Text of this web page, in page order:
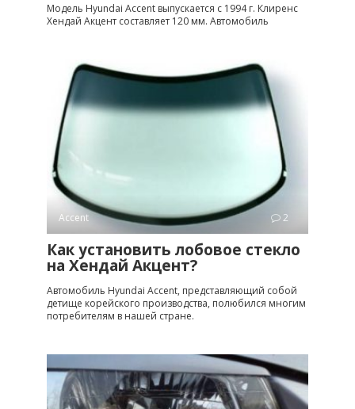
Модель Hyundai Accent выпускается с 1994 г. Клиренс
Хендай Акцент составляет 120 мм. Автомобиль
Accent 2
Как установить лобовое стекло
на Хендай Акцент?
Автомобиль Hyundai Accent, представляющий собой
детище корейского производства, полюбился многим
потребителям в нашей стране.